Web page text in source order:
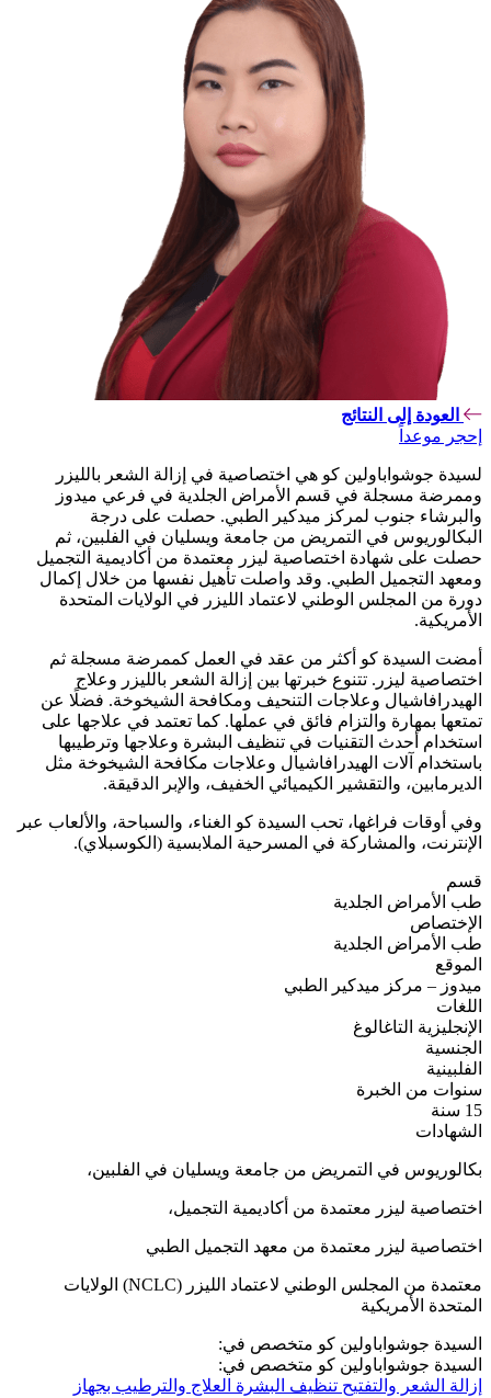
العودة إلى النتائج
إحجر موعداً
لسيدة جوشواباولين كو هي اختصاصية في إزالة الشعر بالليزر
وممرضة مسجلة في قسم الأمراض الجلدية في فرعي ميدوز
والبرشاء جنوب لمركز ميدكير الطبي. حصلت على درجة
البكالوريوس في التمريض من جامعة ويسليان في الفلبين، ثم
حصلت على شهادة اختصاصية ليزر معتمدة من أكاديمية التجميل
ومعهد التجميل الطبي. وقد واصلت تأهيل نفسها من خلال إكمال
دورة من المجلس الوطني لاعتماد الليزر في الولايات المتحدة
الأمريكية.
أمضت السيدة كو أكثر من عقد في العمل كممرضة مسجلة ثم
اختصاصية ليزر. تتنوع خبرتها بين إزالة الشعر بالليزر وعلاج
الهيدرافاشيال وعلاجات التنحيف ومكافحة الشيخوخة. فضلًا عن
تمتعها بمهارة والتزام فائق في عملها. كما تعتمد في علاجها على
استخدام أحدث التقنيات في تنظيف البشرة وعلاجها وترطيبها
باستخدام آلات الهيدرافاشيال وعلاجات مكافحة الشيخوخة مثل
الديرمابين، والتقشير الكيميائي الخفيف، والإبر الدقيقة.
وفي أوقات فراغها، تحب السيدة كو الغناء، والسباحة، والألعاب عبر
الإنترنت، والمشاركة في المسرحية الملابسية (الكوسبلاي).
قسم
طب الأمراض الجلدية
الإختصاص
طب الأمراض الجلدية
الموقع
ميدوز – مركز ميدكير الطبي
اللغات
الإنجليزية التاغالوغ
الجنسية
الفلبينية
سنوات من الخبرة
15 سنة
الشهادات
بكالوريوس في التمريض من جامعة ويسليان في الفلبين،
اختصاصية ليزر معتمدة من أكاديمية التجميل،
اختصاصية ليزر معتمدة من معهد التجميل الطبي
معتمدة من المجلس الوطني لاعتماد الليزر (NCLC) الولايات
المتحدة الأمريكية
السيدة جوشواباولين كو متخصص في:
السيدة جوشواباولين كو متخصص في:
إزالة الشعر والتفتيح تنظيف البشرة العلاج والترطيب بجهاز